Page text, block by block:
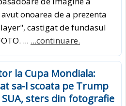
onoarea de a prezenta
castigat de fundasul
... ...continuare.
la Cupa Mondiala:
sa-l scoata pe Trump
sters din fotografie